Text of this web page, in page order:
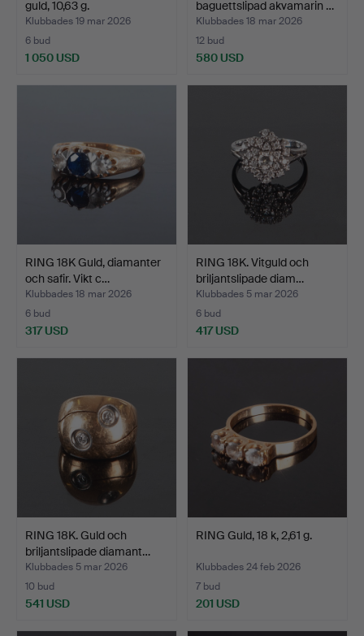
guld, 10,63 g.
Klubbades 19 mar 2026
6 bud
1 050 USD
baguettslipad akvamarin …
Klubbades 18 mar 2026
12 bud
580 USD
RING 18K Guld, diamanter
och safir. Vikt c…
Klubbades 18 mar 2026
6 bud
317 USD
RING 18K. Vitguld och
briljantslipade diam…
Klubbades 5 mar 2026
6 bud
417 USD
RING 18K. Guld och
briljantslipade diamant…
Klubbades 5 mar 2026
10 bud
541 USD
RING Guld, 18 k, 2,61 g.
Klubbades 24 feb 2026
7 bud
201 USD